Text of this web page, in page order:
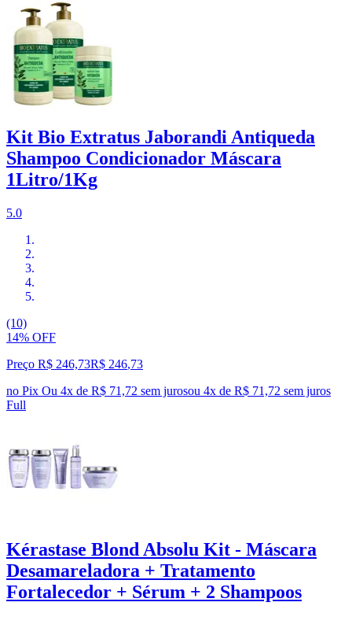
Kit Bio Extratus Jaborandi Antiqueda
Shampoo Condicionador Máscara
1Litro/1Kg
5.0
(10)
14% OFF
Preço R$ 246,73R$ 246,73
no Pix Ou 4x de R$ 71,72 sem jurosou 4x de R$ 71,72 sem juros
Full
Kérastase Blond Absolu Kit - Máscara
Desamareladora + Tratamento
Fortalecedor + Sérum + 2 Shampoos